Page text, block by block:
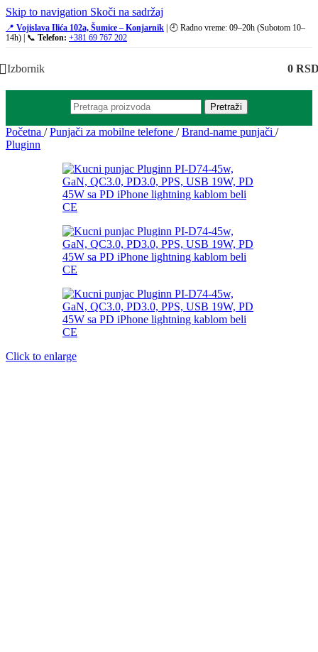
Skip to navigation Skoči na sadržaj
📍 Vojislava Ilića 102a, Šumice – Konjarnik | 🕘 Radno vreme: 09–20h (Subotom 10–
14h) | 📞 Telefon: +381 69 767 202
Izbornik 0
Pretraži
Početna / Punjači za mobilne telefone / Brand-name punjači /
Pluginn
Click to enlarge